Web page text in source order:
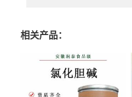
相关产品：